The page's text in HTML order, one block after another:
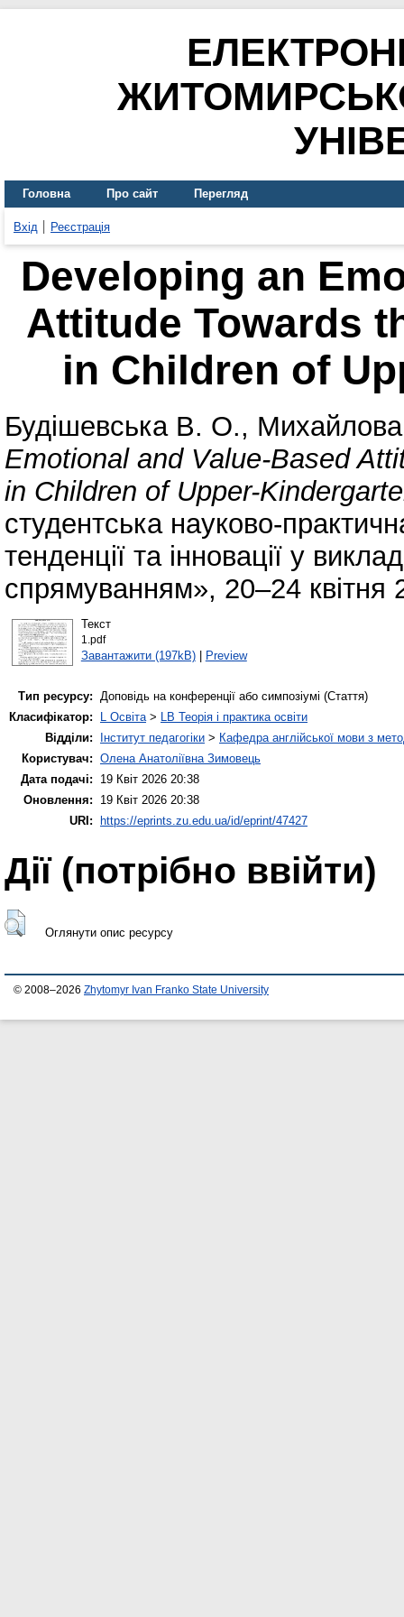
Головна Про сайт Перегляд
Вхід Реєстрація
Developing an
Attitude Towards
in Children of
Будішевська В. О.,
Emotional and Value-Based
in Children of Upper-
студентська науково-
тенденції та інновації у
спрямуванням», 20–24
Текст
1.pdf
Завантажити (197kB)| Preview
Тип ресурсу: Доповідь на конференції або симпозіумі (Стаття)
Класифікатор:
L Освіта> LB Теорія і практика освіти
Відділи:
Інститут педагогіки > Кафедра англійської мови з
Користувач: Олена Анатоліївна Зимовець
Дата подачі:
19 Квіт 2026 20:38
Оновлення:
19 Квіт 2026 20:38
URI:
https://eprints.zu.edu.ua/id/eprint/47427
Дії ​​(потрібно ввійти)
Оглянути опис ресурсу
© 2008–2026 Zhytomyr Ivan Franko State University